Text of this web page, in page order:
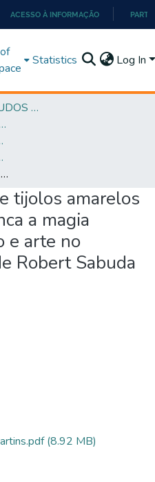
PARA
O
ACESSO À INFORMAÇÃO
Statistics Log In
INSTITUTO DE ESTUDOS DA LINGUAGEM
da Linguagem (PPGEL)
- PPGEL
- PPGEL
Por uma estrada de tijolos amarelos e pela terra do nunca a magia acontece: engenho e arte no universo pop-up de Robert Sabuda
tijolos amarelos
a magia
e arte no
Robert Sabuda
(8.92 MB)